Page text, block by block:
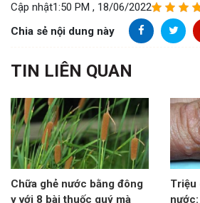
Cập nhật1:50 PM , 18/06/2022
Chia sẻ nội dung này
TIN LIÊN QUAN
Chữa ghẻ nước bằng đông
y với 8 bài thuốc quý mà
Triệu